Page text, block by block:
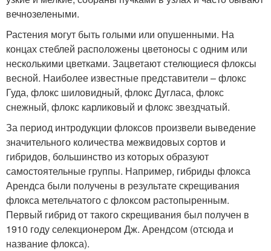
вечнозелеными.
Растения могут быть голыми или опушенными. На
концах стеблей расположены цветоносы с одним или
несколькими цветками. Зацветают стелющиеся флоксы
весной. Наиболее известные представители – флокс
Гуда, флокс шиловидный, флокс Дугласа, флокс
снежный, флокс карликовый и флокс звездчатый.
За период интродукции флоксов произвели выведение
значительного количества межвидовых сортов и
гибридов, большинство из которых образуют
самостоятельные группы. Например, гибриды флокса
Арендса были получены в результате скрещивания
флокса метельчатого с флоксом растопыренным.
Первый гибрид от такого скрещивания был получен в
1910 году селекционером Дж. Арендсом (отсюда и
название флокса).